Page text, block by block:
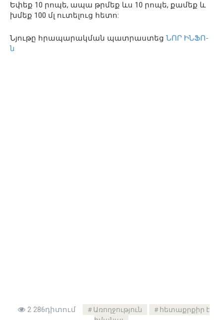
Եփեք 10 րոպե, ապա թրմեք ևս 10 րոպե, քամեք և
խմեք 100 մլ ուտելուց հետո:
Նյութը հրապարակման պատրաստեց ՆՈՐ ԻՆՖՈ-
ն
2 286դիտում Առողջություն
հետաքրքիր է